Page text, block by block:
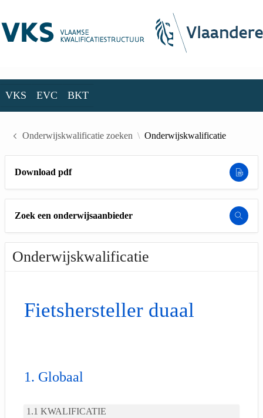
VKS EVC BKT
Onderwijskwalificatie zoeken Onderwijskwalificatie
Download pdf
Zoek een onderwijsaanbieder
Onderwijskwalificatie
Fietshersteller duaal
Globaal
KWALIFICATIE